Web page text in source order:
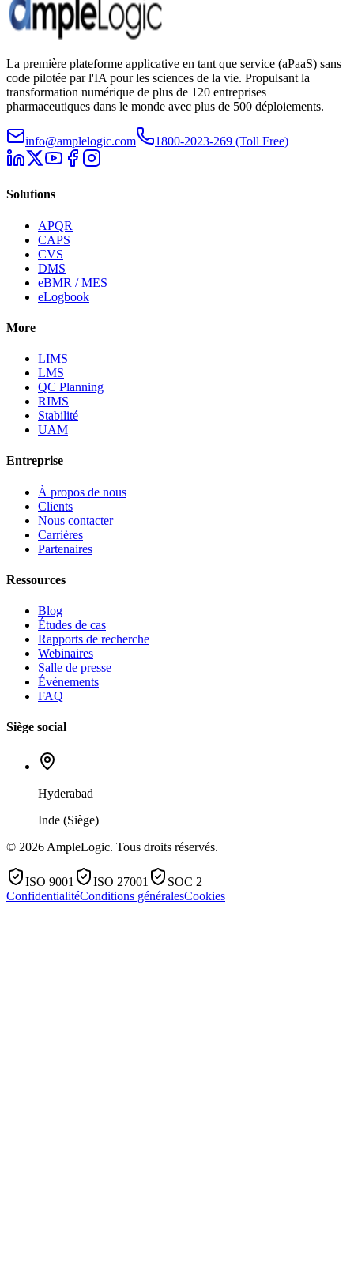
La première plateforme applicative en tant que service (aPaaS) sans
code pilotée par l'IA pour les sciences de la vie. Propulsant la
transformation numérique de plus de 120 entreprises
pharmaceutiques dans le monde avec plus de 500 déploiements.
info@amplelogic.com 1800-2023-269 (Toll Free)
Solutions
APQR
CAPS
CVS
DMS
eBMR / MES
eLogbook
More
LIMS
LMS
QC Planning
RIMS
Stabilité
UAM
Entreprise
À propos de nous
Clients
Nous contacter
Carrières
Partenaires
Ressources
Blog
Études de cas
Rapports de recherche
Webinaires
Salle de presse
Événements
FAQ
Siège social
Hyderabad
Inde (Siège)
© 2026 AmpleLogic. Tous droits réservés.
ISO 9001 ISO 27001
SOC 2
ConfidentialitéConditions généralesCookies